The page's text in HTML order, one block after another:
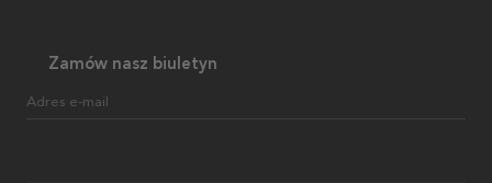
Zamów nasz biuletyn
Adres e-mail